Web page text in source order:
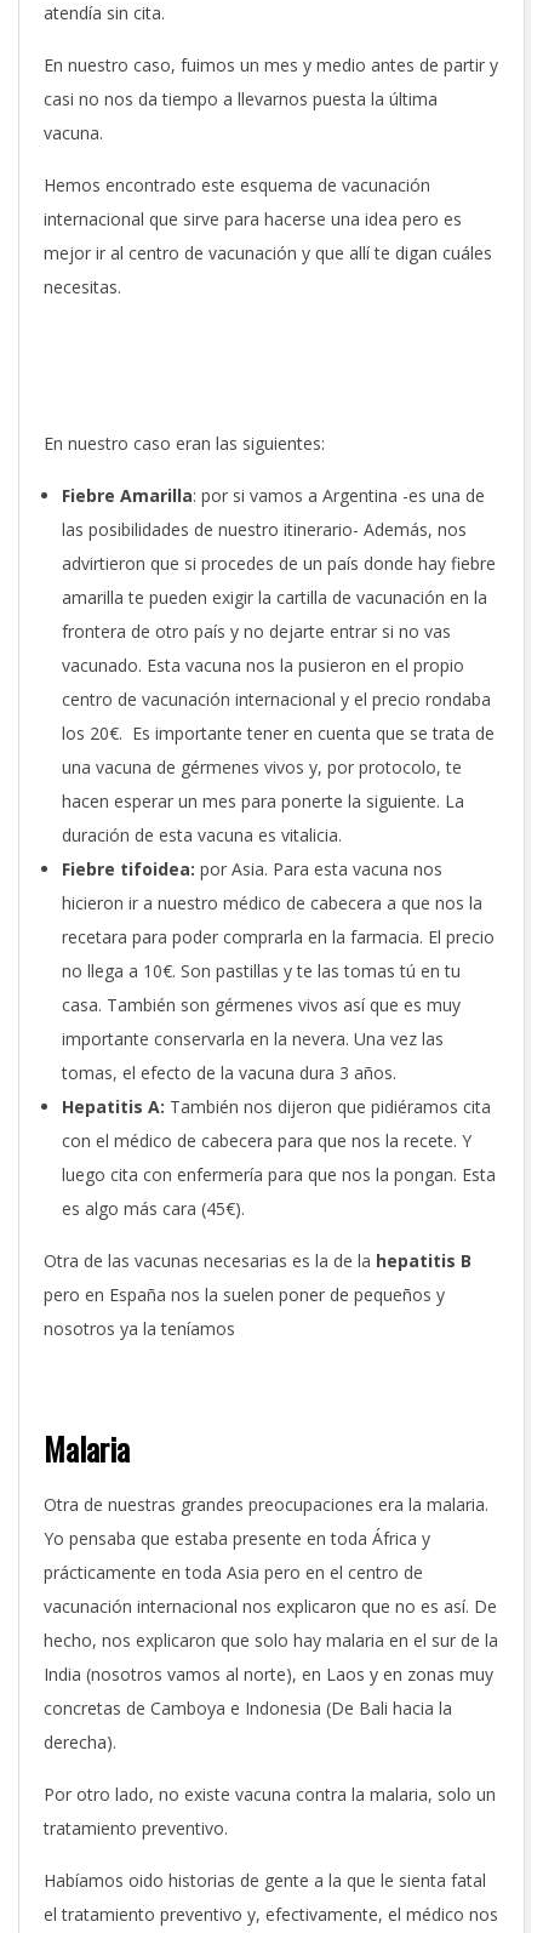
atendía sin cita.
En nuestro caso, fuimos un mes y medio antes de partir y
casi no nos da tiempo a llevarnos puesta la última
vacuna.
Hemos encontrado este esquema de vacunación
internacional que sirve para hacerse una idea pero es
mejor ir al centro de vacunación y que allí te digan cuáles
necesitas.
En nuestro caso eran las siguientes:
Fiebre Amarilla: por si vamos a Argentina -es una de
las posibilidades de nuestro itinerario- Además, nos
advirtieron que si procedes de un país donde hay fiebre
amarilla te pueden exigir la cartilla de vacunación en la
frontera de otro país y no dejarte entrar si no vas
vacunado. Esta vacuna nos la pusieron en el propio
centro de vacunación internacional y el precio rondaba
los 20€. Es importante tener en cuenta que se trata de
una vacuna de gérmenes vivos y, por protocolo, te
hacen esperar un mes para ponerte la siguiente. La
duración de esta vacuna es vitalicia.
Fiebre tifoidea: por Asia. Para esta vacuna nos
hicieron ir a nuestro médico de cabecera a que nos la
recetara para poder comprarla en la farmacia. El precio
no llega a 10€. Son pastillas y te las tomas tú en tu
casa. También son gérmenes vivos así que es muy
importante conservarla en la nevera. Una vez las
tomas, el efecto de la vacuna dura 3 años.
Hepatitis A: También nos dijeron que pidiéramos cita
con el médico de cabecera para que nos la recete. Y
luego cita con enfermería para que nos la pongan. Esta
es algo más cara (45€).
Otra de las vacunas necesarias es la de la hepatitis B
pero en España nos la suelen poner de pequeños y
nosotros ya la teníamos
Malaria
Otra de nuestras grandes preocupaciones era la malaria.
Yo pensaba que estaba presente en toda África y
prácticamente en toda Asia pero en el centro de
vacunación internacional nos explicaron que no es así. De
hecho, nos explicaron que solo hay malaria en el sur de la
India (nosotros vamos al norte), en Laos y en zonas muy
concretas de Camboya e Indonesia (De Bali hacia la
derecha).
Por otro lado, no existe vacuna contra la malaria, solo un
tratamiento preventivo.
Habíamos oido historias de gente a la que le sienta fatal
el tratamiento preventivo y, efectivamente, el médico nos